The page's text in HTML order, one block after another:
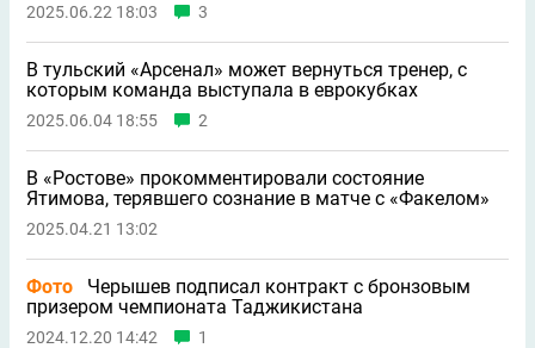
2025.06.22 18:03 3
В тульский «Арсенал» может вернуться тренер, с
которым команда выступала в еврокубках
2025.06.04 18:55 2
В «Ростове» прокомментировали состояние
Ятимова, терявшего сознание в матче с «Факелом»
2025.04.21 13:02
Фото
Черышев подписал контракт с бронзовым
призером чемпионата Таджикистана
2024.12.20 14:42 1